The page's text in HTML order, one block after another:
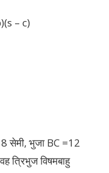
– c)
सेमी, भुजा BC =12
त्रिभुज विषमबाहु